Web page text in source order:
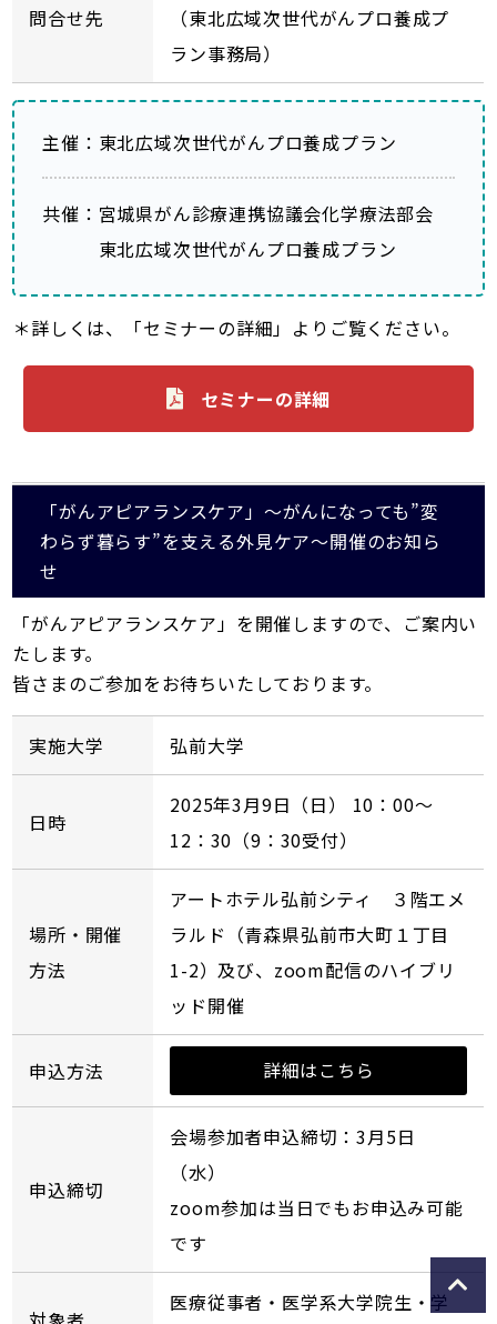
問合せ先
（東北広域次世代がんプロ養成プ
ラン事務局）
主催：東北広域次世代がんプロ養成プラン
共催：宮城県がん診療連携協議会化学療法部会
東北広域次世代がんプロ養成プラン
＊詳しくは、「セミナーの詳細」よりご覧ください。
セミナーの詳細
「がんアピアランスケア」～がんになっても”変
わらず暮らす”を支える外見ケア～開催のお知ら
せ
「がんアピアランスケア」を開催しますので、ご案内い
たします。
皆さまのご参加をお待ちいたしております。
実施大学 弘前大学
日時
2025年3月9日（日） 10：00～
12：30（9：30受付）
場所・開催
方法
アートホテル弘前シティ ３階エメ
ラルド（青森県弘前市大町１丁目
1-2）及び、zoom配信のハイブリ
ッド開催
申込方法 詳細はこちら
申込締切
会場参加者申込締切：3月5日
（水）
zoom参加は当日でもお申込み可能
です
医療従事者・医学系大学院生・学